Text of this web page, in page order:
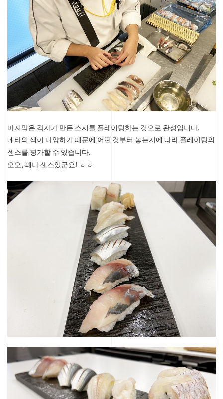
마지막은 각자가 만든 스시를 플레이팅하는 것으로 완성입니다.
네타의 색이 다양하기 때문에 어떤 것부터 놓는지에 따라 플레이팅의
센스를 평가할 수 있습니다.
오오, 꽤나 센스있군요! ㅎㅎ